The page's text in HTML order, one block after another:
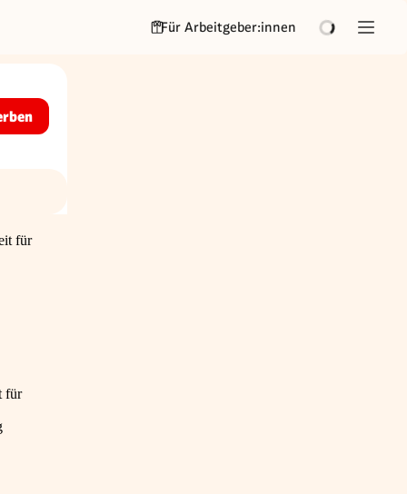
Für Arbeitgeber:innen
für
für